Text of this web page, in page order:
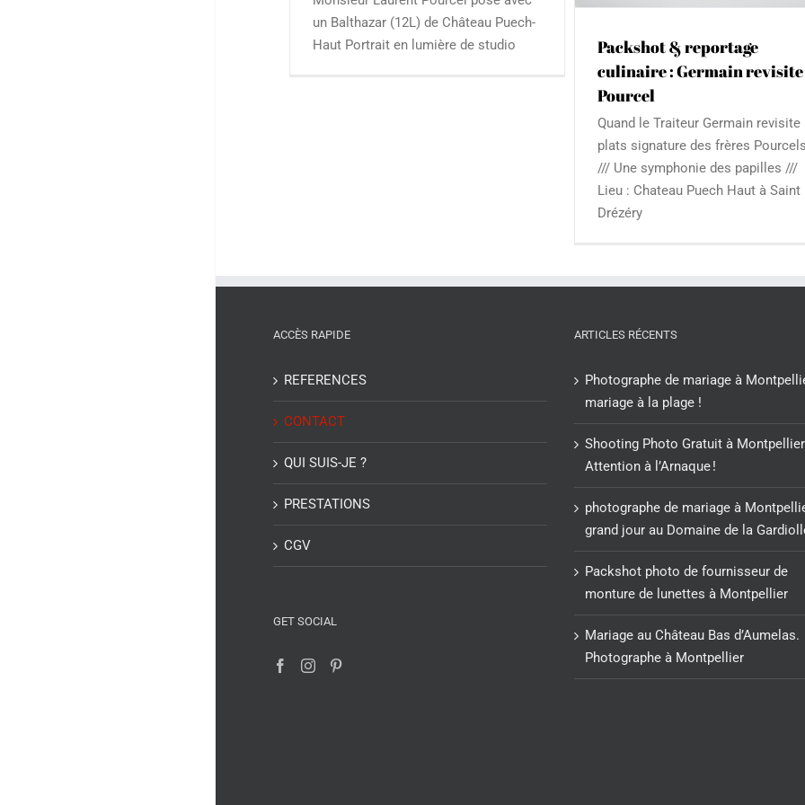
un Balthazar (12L) de Château Puech-
Haut Portrait en lumière de studio
Packshot & reportage
culinaire : Germain revisite
Pourcel
Quand le Traiteur Germain revisite
plats signature des frères
/// Une symphonie des papilles ///
Lieu : Chateau Puech Haut à Saint
Drézéry
ACCÈS RAPIDE
REFERENCES
CONTACT
QUI SUIS-JE ?
PRESTATIONS
CGV
GET SOCIAL
ARTICLES RÉCENTS
Photographe de mariage à
mariage à la plage !
Shooting Photo Gratuit à
Attention à l’Arnaque !
photographe de mariage à
grand jour au Domaine de la
Packshot photo de fournisseur de
monture de lunettes à Montpellier
Mariage au Château Bas d’Aumelas.
Photographe à Montpellier